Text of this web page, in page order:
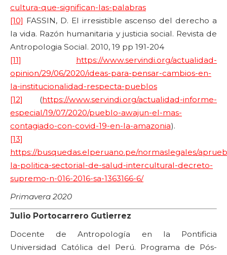
cultura-que-significan-las-palabras
[10] FASSIN, D. El irresistible ascenso del derecho a
la vida. Razón humanitaria y justicia social. Revista de
Antropologia Social. 2010, 19 pp 191-204
[11]
https://www.servindi.org/actualidad-
opinion/29/06/2020/ideas-para-pensar-cambios-en-
la-institucionalidad-respecta-pueblos
[12]
(https://www.servindi.org/actualidad-informe-
especial/19/07/2020/pueblo-awajun-el-mas-
contagiado-con-covid-19-en-la-amazonia).
[13]
https://busquedas.elperuano.pe/normaslegales/
la-politica-sectorial-de-salud-intercultural-decreto-
supremo-n-016-2016-sa-1363166-6/
Primavera 2020
Julio Portocarrero Gutierrez
Docente de Antropología en la Pontificia
Universidad Católica del Perú. Programa de Pós-